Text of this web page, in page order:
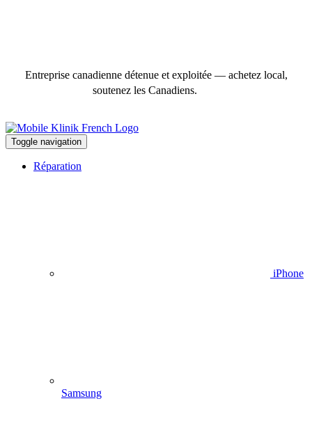
Entreprise canadienne détenue et exploitée — achetez local,
soutenez les Canadiens.
Toggle navigation
Réparation
iPhone
Samsung